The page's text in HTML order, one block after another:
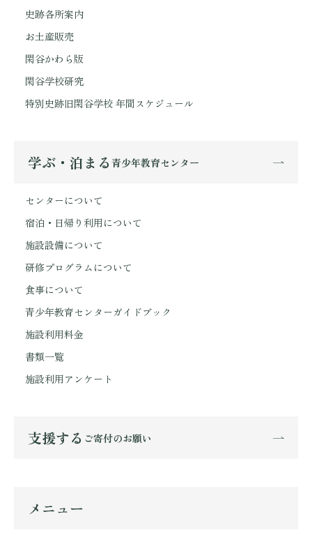
史跡各所案内
お土産販売
閑谷かわら版
閑谷学校研究
特別史跡旧閑谷学校 年間スケジュール
学ぶ・泊まる 青少年教育センター
センターについて
宿泊・日帰り利用について
施設設備について
研修プログラムについて
食事について
青少年教育センターガイドブック
施設利用料金
書類一覧
施設利用アンケート
支援する ご寄付のお願い
メニュー